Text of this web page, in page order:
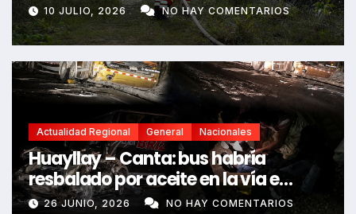
10 JULIO, 2026 NO HAY COMENTARIOS
Actualidad Regional General Nacionales
Huayllay – Canta: bus habría
resbalado por aceite en la vía e
impactó auto siniestrado dejando
26 JUNIO, 2026 NO HAY COMENTARIOS